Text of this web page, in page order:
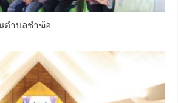
ตำบลชำฆ้อ